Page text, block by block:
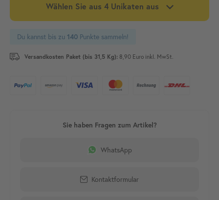
Wählen Sie aus 4Unikaten aus
Du kannst bis zu 140 Punkte sammeln!
Versandkosten Paket (bis 31,5 Kg): 8,90 Euro inkl. MwSt.
WhatsApp
Kontaktformular